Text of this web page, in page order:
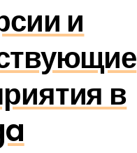
и
в